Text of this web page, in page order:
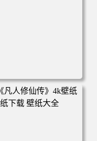
4k壁纸 3840x2160 电